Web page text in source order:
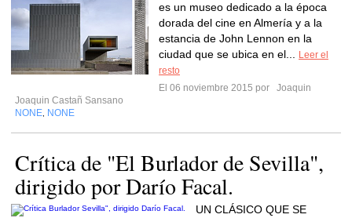
es un museo dedicado a la época
dorada del cine en Almería y a la
estancia de John Lennon en la
ciudad que se ubica en el...
Leer el
resto
El 06 noviembre 2015 por
Joaquin
Joaquin Castañ Sansano
NONE NONE
Crítica de "El Burlador de Sevilla",
dirigido por Darío Facal.
UN CLÁSICO QUE SE